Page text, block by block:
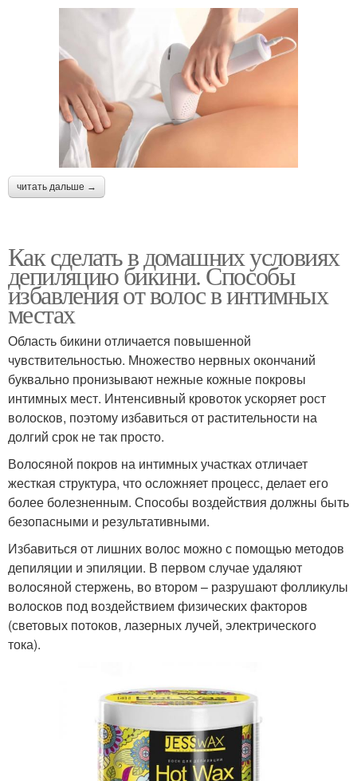
читать дальше →
Как сделать в домашних условиях
депиляцию бикини. Способы
избавления от волос в интимных
местах
Область бикини отличается повышенной
чувствительностью. Множество нервных окончаний
буквально пронизывают нежные кожные покровы
интимных мест. Интенсивный кровоток ускоряет рост
волосков, поэтому избавиться от растительности на
долгий срок не так просто.
Волосяной покров на интимных участках отличает
жесткая структура, что осложняет процесс, делает его
более болезненным. Способы воздействия должны быть
безопасными и результативными.
Избавиться от лишних волос можно с помощью методов
депиляции и эпиляции. В первом случае удаляют
волосяной стержень, во втором – разрушают фолликулы
волосков под воздействием физических факторов
(световых потоков, лазерных лучей, электрического
тока).